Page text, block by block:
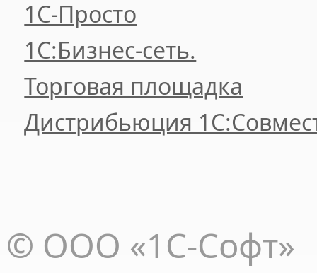
1C-Просто
1С:Бизнес-сеть.
Торговая площадка
Дистрибьюция
© ООО «1С-Софт»